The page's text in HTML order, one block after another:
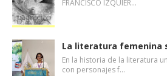
FRANCISCO IZQUIER…
La literatura femenina
En la historia de la literatura
con personajes f…